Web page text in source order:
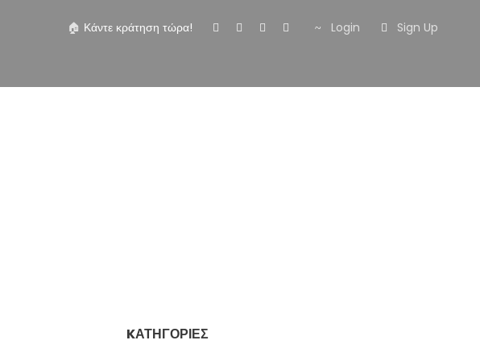
🏠 Κάντε κράτηση τώρα! Login Sign Up
KΑΤΗΓΟΡΊΕΣ